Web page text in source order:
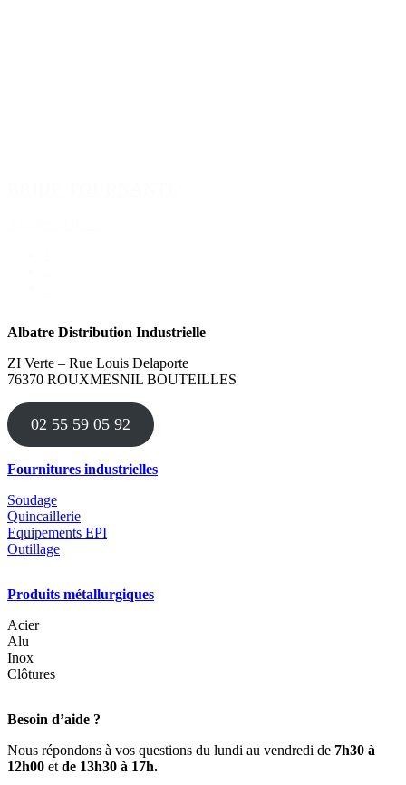
Albatre Distribution Industrielle
ZI Verte – Rue Louis Delaporte
76370 ROUXMESNIL BOUTEILLES
02 55 59 05 92
Fournitures industrielles
Soudage
Quincaillerie
Equipements EPI
Outillage
Produits métallurgiques
Acier
Alu
Inox
Clôtures
Besoin d’aide ?
Nous répondons à vos questions du lundi au vendredi de 7h30 à
12h00 et de 13h30 à 17h.